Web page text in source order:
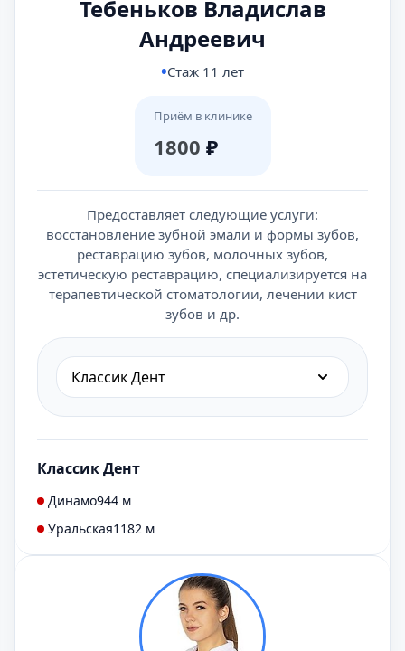
Тебеньков Владислав
Андреевич
Стаж 11 лет
Приём в клинике
1800 ₽
Предоставляет следующие услуги:
восстановление зубной эмали и формы зубов,
реставрацию зубов, молочных зубов,
эстетическую реставрацию, специализируется на
терапевтической стоматологии, лечении кист
зубов и др.
Классик Дент
Классик Дент
Динамо944 м
Уральская1182 м